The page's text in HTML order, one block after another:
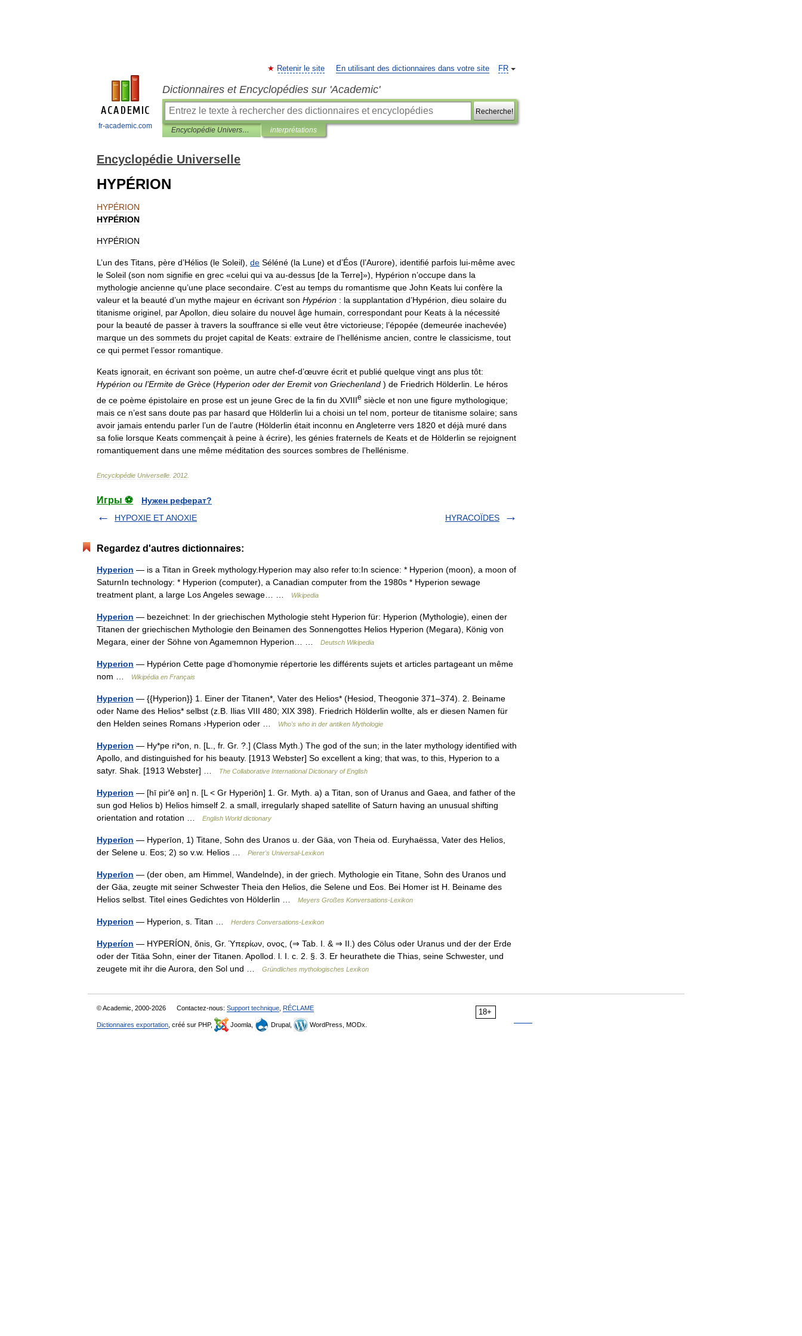
fr-academic.com
FR
Retenir le site En utilisant des dictionnaires dans votre site
Dictionnaires et Encyclopédies sur 'Academic'
Recherche!
Encyclopédie Universelle interprétations
Encyclopédie Universelle
HYPÉRION
HYPÉRION
HYPÉRION
HYPÉRION
L ’un des Titans père d’Hélios (le Soleil), de Séléné (la Lune) et d’Éos (l’Aurore), identifié parfois lui-même avec
le Soleil (son nom signifie en grec «celui qui va au-dessus [de la Terre]»), Hypérion n’occupe dans la
mythologie ancienne qu’une place secondaire C’est au temps du romantisme que John Keats lui confère la
valeur et la beauté d’un mythe majeur en écrivant son Hypérion : la supplantation d’Hypérion dieu solaire du
titanisme originel parApollon dieu solaire du nouvel âge humain correspondant pour Keats à la nécessité
pour la beauté de passer à travers la souffrance si elle veut être victorieuse; l’épopée (demeurée inachevée)
marque un des sommets du projet capital de Keats: extraire de l’hellénisme ancien contre le classicisme tout
ce qui permet l’essor romantique
Keats ignorait en écrivant son poème un autre chef-d’œuvre écrit et publié quelque vingt ans plus tôt:
Hypérion ou l’Ermite de Grèce (Hyperion oder der Eremit von Griechenland ) de Friedrich Hölderlin Le héros
de ce poème épistolaire en prose est un jeune Grec de la fin du XVIIIe siècle et non une figure mythologique;
mais ce n’est sans doute pas par hasard que Hölderlin lui a choisi un tel nom porteur de titanisme solaire; sans
avoir jamais entendu parler l’un de l’autre (Hölderlin était inconnu en Angleterre vers 1820 et déjà muré dans
sa folie lorsque Keats commençait à peine à écrire), les génies fraternels de Keats et de Hölderlin se rejoignent
romantiquement dans une même méditation des sources sombres de l’hellénisme
Encyclopédie Universelle 2012
Игры ⚽
Нужен реферат?
HYPOXIE ET ANOXIE
HYRACOÏDES
Regardez d'autres dictionnaires:
Hyperion — is a Titan in Greek mythology.Hyperion may also refer to:In science: * Hyperion (moon), a moon of
SaturnIn technology: * Hyperion (computer), a Canadian computer from the 1980s * Hyperion sewage
treatment plant, a large Los Angeles sewage… …
Wikipedia
Hyperion — bezeichnet: In der griechischen Mythologie steht Hyperion für: Hyperion (Mythologie), einen der
Titanen der griechischen Mythologie den Beinamen des Sonnengottes Helios Hyperion (Megara), König von
Megara, einer der Söhne von Agamemnon Hyperion… …
Deutsch Wikipedia
Hyperion — Hypérion Cette page d’homonymie répertorie les différents sujets et articles partageant un même
nom …
Wikipédia en Français
Hyperion — {{Hyperion}} 1. Einer der Titanen*, Vater des Helios* (Hesiod, Theogonie 371–374). 2. Beiname
oder Name des Helios* selbst (z.B. Ilias VIII 480; XIX 398). Friedrich Hölderlin wollte, als er diesen Namen für
den Helden seines Romans ›Hyperion oder …
Who's who in der antiken Mythologie
Hyperion — Hy*pe ri*on, n. [L., fr. Gr. ?.] (Class Myth.) The god of the sun; in the later mythology identified with
Apollo, and distinguished for his beauty. [1913 Webster] So excellent a king; that was, to this, Hyperion to a
satyr. Shak. [1913 Webster] …
The Collaborative International Dictionary of English
Hyperion — [hī pir′ē ən] n. [L < Gr Hyperiōn] 1. Gr. Myth. a) a Titan, son of Uranus and Gaea, and father of the
sun god Helios b) Helios himself 2. a small, irregularly shaped satellite of Saturn having an unusual shifting
orientation and rotation …
English World dictionary
Hyperīon — Hyperīon, 1) Titane, Sohn des Uranos u. der Gäa, von Theia od. Euryhaëssa, Vater des Helios,
der Selene u. Eos; 2) so v.w. Helios …
Pierer's Universal-Lexikon
Hyperīon — (der oben, am Himmel, Wandelnde), in der griech. Mythologie ein Titane, Sohn des Uranos und
der Gäa, zeugte mit seiner Schwester Theia den Helios, die Selene und Eos. Bei Homer ist H. Beiname des
Helios selbst. Titel eines Gedichtes von Hölderlin …
Meyers Großes Konversations-Lexikon
Hyperion — Hyperion, s. Titan … Herders Conversations-Lexikon
Hyperíon — HYPERÍON, ŏnis, Gr. Ὑπερίων, ονος, (⇒ Tab. I. & ⇒ II.) des Cölus oder Uranus und der der Erde
oder der Titäa Sohn, einer der Titanen. Apollod. l. I. c. 2. §. 3. Er heurathete die Thias, seine Schwester, und
zeugete mit ihr die Aurora, den Sol und …
Gründliches mythologisches Lexikon
18+
© Academic, 2000-2026 Contactez-nous: Support technique RÉCLAME
Dictionnaires exportation , créé sur PHP, Joomla, Drupal, WordPress, MODx.